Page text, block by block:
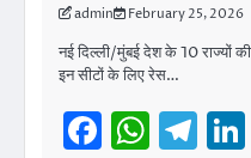
admin February 25, 2026
नई दिल्ली/मुंबई देश के 10 राज्यों
इन सीटों के लिए रेस…
Facebook